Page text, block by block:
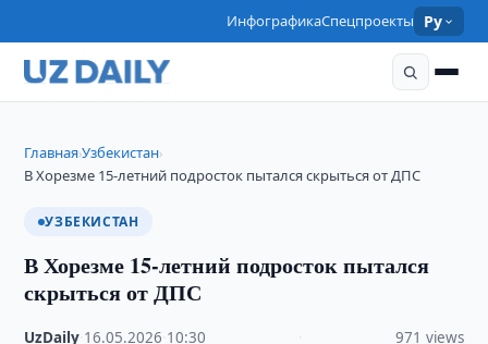
ИнфографикаСпецпроекты Ру
Главная›Узбекистан›
В Хорезме 15-летний подросток пытался скрыться от ДПС
УЗБЕКИСТАН
В Хорезме 15-летний подросток пытался
скрыться от ДПС
UzDaily 16.05.2026 10:30 971 views